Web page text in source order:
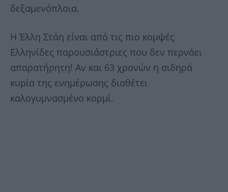
δεξαμενόπλοια.
Η Έλλη Στάη είναι από τις πιο κομψές
Ελληνίδες παρουσιάστριες που δεν περνάει
απαρατήρητη! Αν και 63 χρονών η σιδηρά
κυρία της ενημέρωσης διαθέτει
καλογυμνασμένο κορμί.